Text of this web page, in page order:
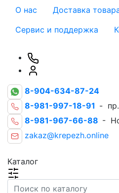
О нас Доставка
Сервис и поддержка
8-904-634-87-24
8-981-997-18-91 - пр.
8-981-967-66-88 -
zakaz@krepezh.online
Каталог